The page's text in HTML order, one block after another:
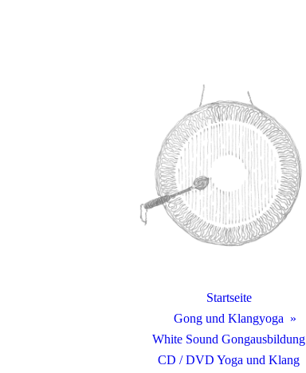
Startseite
Gong und Klangyoga
White Sound Gongausbildung
CD / DVD Yoga und Klang